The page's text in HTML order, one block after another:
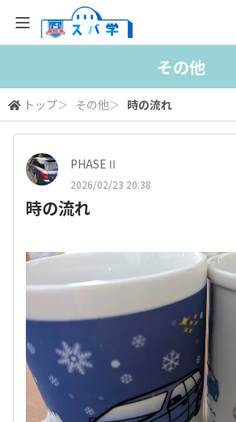
その他
トップ＞ その他＞ 時の流れ
PHASEⅡ
2026/02/23 20:38
時の流れ